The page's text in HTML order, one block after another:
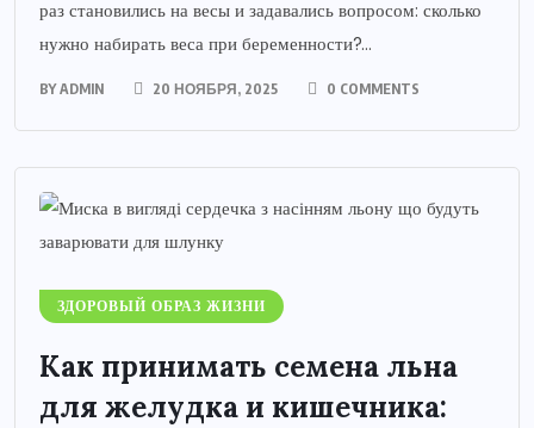
раз становились на весы и задавались вопросом: сколько
нужно набирать веса при беременности?...
BYADMIN 20 НОЯБРЯ, 2025 0 COMMENTS
ЗДОРОВЫЙ ОБРАЗ ЖИЗНИ
Как принимать семена льна
для желудка и кишечника: